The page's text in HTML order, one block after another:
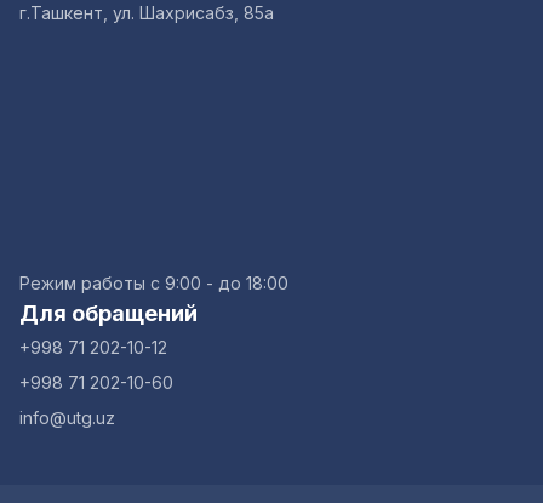
г.Ташкент, ул. Шахрисабз, 85а
Режим работы с 9:00 - до 18:00
Для обращений
+998 71 202-10-12
+998 71 202-10-60
info@utg.uz